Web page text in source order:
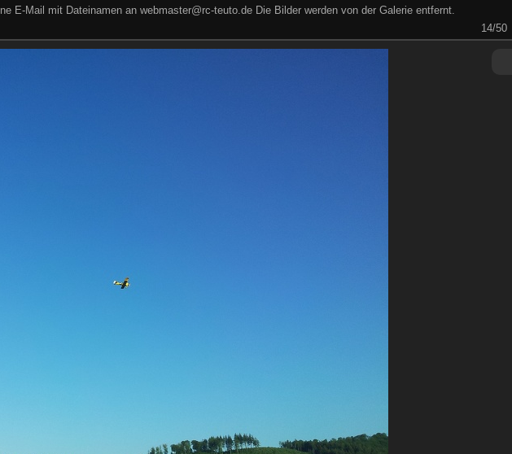
Mail mit Dateinamen an webmaster@rc-teuto.de Die Bilder werden von der Galerie entfernt.
14/50